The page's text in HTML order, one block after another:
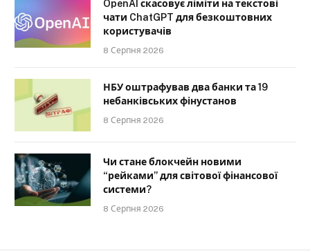
OpenAI скасовує ліміти на текстові
чати ChatGPT для безкоштовних
користувачів
8 Серпня 2026
НБУ оштрафував два банки та 19
небанківських фінустанов
8 Серпня 2026
Чи стане блокчейн новими
“рейками” для світової фінансової
системи?
8 Серпня 2026